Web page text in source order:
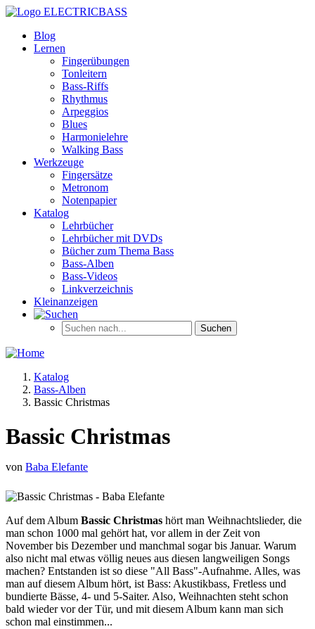
ELECTRICBASS
Blog
Lernen
Fingerübungen
Tonleitern
Bass-Riffs
Rhythmus
Arpeggios
Blues
Harmonielehre
Walking Bass
Werkzeuge
Fingersätze
Metronom
Notenpapier
Katalog
Lehrbücher
Lehrbücher mit DVDs
Bücher zum Thema Bass
Bass-Alben
Bass-Videos
Linkverzeichnis
Kleinanzeigen
Katalog
Bass-Alben
Bassic Christmas
Bassic Christmas
von Baba Elefante
Auf dem Album Bassic Christmas hört man Weihnachtslieder, die
man schon 1000 mal gehört hat, vor allem in der Zeit von
November bis Dezember und manchmal sogar bis Januar. Warum
also nicht mal etwas völlig neues aus diesen langweiligen Songs
machen? Entstanden ist so diese "All Bass"-Aufnahme. Alles, was
man auf diesem Album hört, ist Bass: Akustikbass, Fretless und
bundierte Bässe, 4- und 5-Saiter. Also, Weihnachten steht schon
bald wieder vor der Tür, und mit diesem Album kann man sich
schon mal einstimmen...